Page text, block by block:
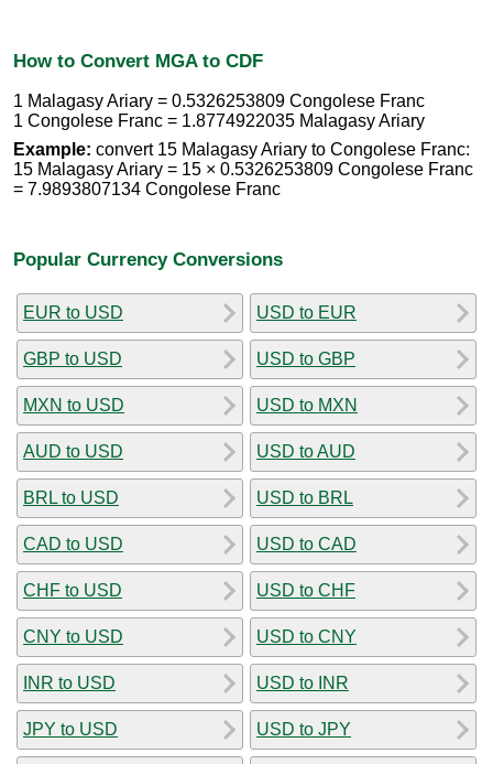
How to Convert MGA to CDF
1 Malagasy Ariary = 0.5326253809 Congolese Franc
1 Congolese Franc = 1.8774922035 Malagasy Ariary
Example: convert 15 Malagasy Ariary to Congolese Franc:
15 Malagasy Ariary = 15 × 0.5326253809 Congolese Franc
= 7.9893807134 Congolese Franc
Popular Currency Conversions
EUR to USD
GBP to USD
MXN to USD
AUD to USD
BRL to USD
CAD to USD
CHF to USD
CNY to USD
INR to USD
JPY to USD
USD to EUR
USD to GBP
USD to MXN
USD to AUD
USD to BRL
USD to CAD
USD to CHF
USD to CNY
USD to INR
USD to JPY